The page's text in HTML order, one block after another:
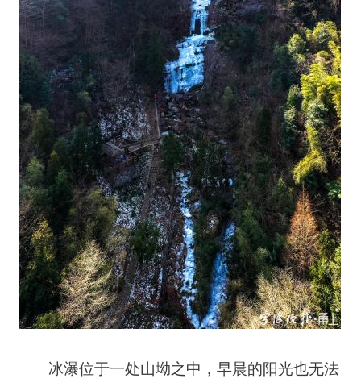
冰瀑位于一处山坳之中，早晨的阳光也无法